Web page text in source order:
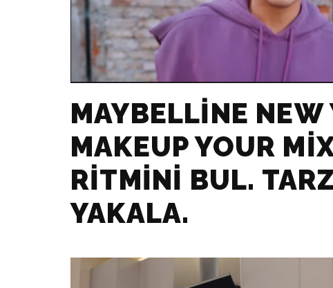
MAYBELLINE NEW
MAKEUP YOUR
RITMINI BUL.
YAKALA.